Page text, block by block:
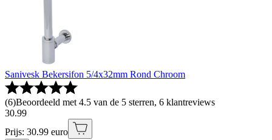
Sanivesk Bekersifon 5/4x32mm Rond Chroom
(6)Beoordeeld met 4.5 van de 5 sterren, 6 klantreviews
30.99
Prijs: 30.99 euro